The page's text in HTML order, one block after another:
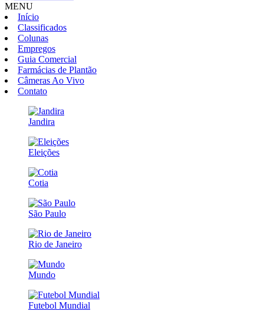
MENU
Início
Classificados
Colunas
Empregos
Guia Comercial
Farmácias de Plantão
Câmeras Ao Vivo
Contato
Jandira
Eleições
Cotia
São Paulo
Rio de Janeiro
Mundo
Futebol Mundial